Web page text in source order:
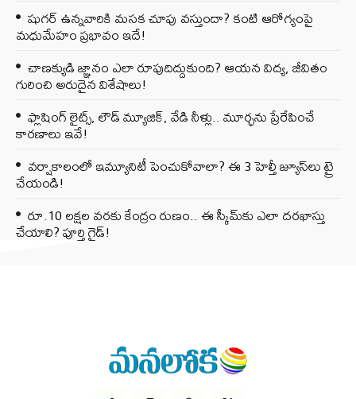
షుగర్ ఉన్నవారికి మసక చూపు వస్తుందా? కంటి ఆరోగ్యంపై
మధుమేహం ప్రభావం ఇదే!
చాణక్యుడి జ్ఞానం ఎలా రూపుదిద్దుకుంది? ఆయన విద్య, జీవితం
గురించి అరుదైన విశేషాలు!
ఫ్లాషింగ్ లైట్స్, లౌడ్ మ్యూజిక్, వేడి నీళ్లు.. మూర్ఛను ప్రేరేపించే
కారణాలు ఇవే!
వర్షాకాలంలో ఇమ్యూనిటీ పెంచుకోవాలా? ఈ 3 హెల్తీ జ్యూస్‌లు ట్రై
చేయండి!
రూ.10 లక్షల వరకు కేంద్రం రుణం.. ఈ స్కీమ్‌కు ఎలా దరఖాస్తు
చేయాలి? పూర్తి గైడ్!